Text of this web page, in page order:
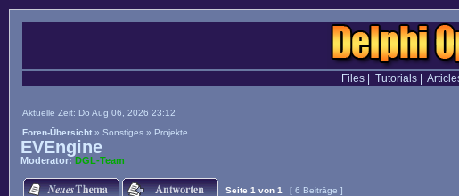
Files| Tutorials|
Aktuelle Zeit: Do Aug 06, 2026 23:12
Foren-Übersicht » Sonstiges » Projekte
EVEngine
Moderator:DGL-Team
Seite 1 von 1 [ 6 Beiträge ]